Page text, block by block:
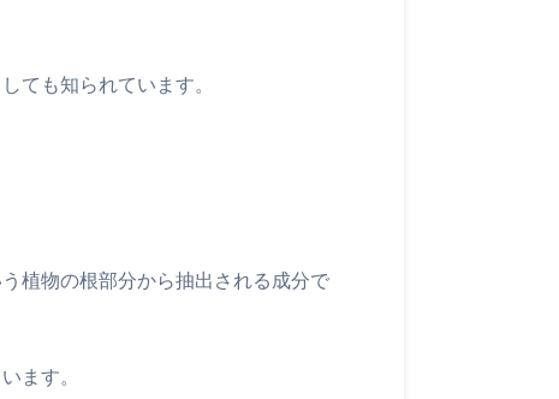
ても知られています。
植物の根部分から抽出される成分で
ます。